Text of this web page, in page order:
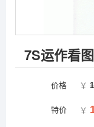
7S运作看
价格 ￥
特价 ￥